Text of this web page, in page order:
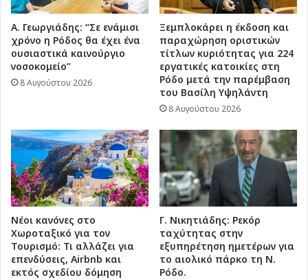
Α. Γεωργιάδης: “Σε ενάμισι
χρόνο η Ρόδος θα έχει ένα
ουσιαστικά καινούργιο
νοσοκομείο”
8 Αυγούστου 2026
Ξεμπλοκάρει η έκδοση και
παραχώρηση οριστικών
τίτλων κυριότητας για 224
εργατικές κατοικίες στη
Ρόδο μετά την παρέμβαση
του Βασίλη Υψηλάντη
8 Αυγούστου 2026
Νέοι κανόνες στο
Χωροταξικό για τον
Τουρισμό: Τι αλλάζει για
επενδύσεις, Airbnb και
εκτός σχεδίου δόμηση
Γ. Νικητιάδης: Ρεκόρ
ταχύτητας στην
εξυπηρέτηση ημετέρων για
το αιολικό πάρκο τη Ν.
Ρόδο.